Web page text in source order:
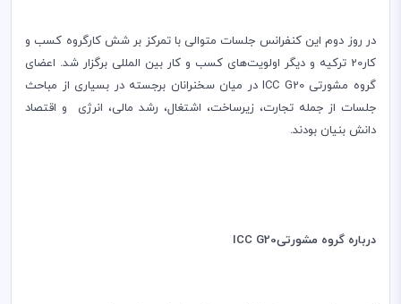
در روز دوم این کنفرانس جلسات متوالی با تمرکز بر شش کارگروه کسب و
کار20 ترکیه و دیگر اولویت
های کسب و کار بین المللی برگزار شد. اعضای
گروه مشورتیICC G20در میان سخنرانان برجسته در بسیاری از مباحث
جلسات ‌از جمله تجارت، زیرساخت، اشتغال، رشد مالی، انرژی و اقتصاد
دانش بنیان بودند.
درباره گروه مشورتی‌ICC G20